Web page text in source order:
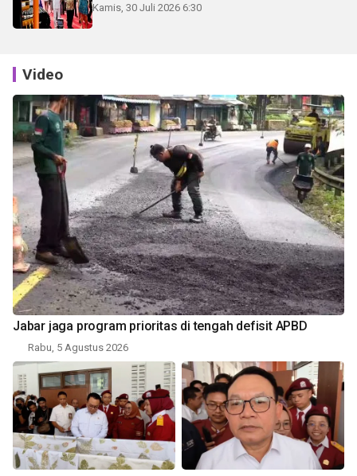
Kamis, 30 Juli 2026 6:30
Video
Jabar jaga program prioritas di tengah defisit APBD
Rabu, 5 Agustus 2026